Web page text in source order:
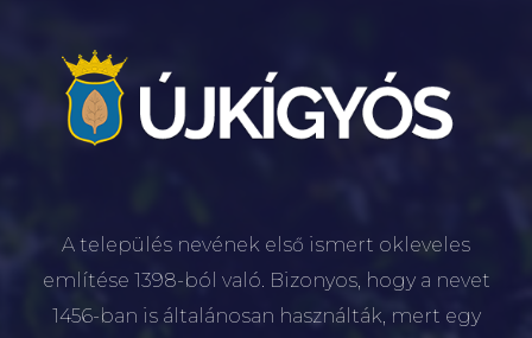
A település nevének első ismert okleveles
említése 1398-ból való. Bizonyos, hogy a nevet
1456-ban is általánosan használták, mert egy